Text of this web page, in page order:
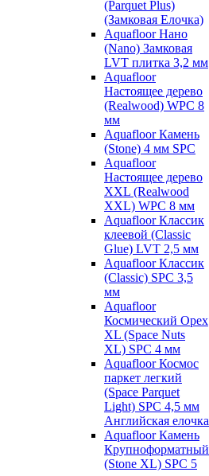
(Parquet Plus)
(Замковая Елочка)
Aquafloor Нано
(Nano) Замковая
LVT плитка 3,2 мм
Aquafloor
Настоящее дерево
(Realwood) WPC 8
мм
Aquafloor Камень
(Stone) 4 мм SPC
Aquafloor
Настоящее дерево
XXL (Realwood
XXL) WPC 8 мм
Aquafloor Классик
клеевой (Classic
Glue) LVT 2,5 мм
Aquafloor Классик
(Classic) SPC 3,5
мм
Aquafloor
Космический Орех
XL (Space Nuts
XL) SPC 4 мм
Aquafloor Космос
паркет легкий
(Space Parquet
Light) SPC 4,5 мм
Английская елочка
Aquafloor Камень
Крупноформатный
(Stone XL) SPC 5